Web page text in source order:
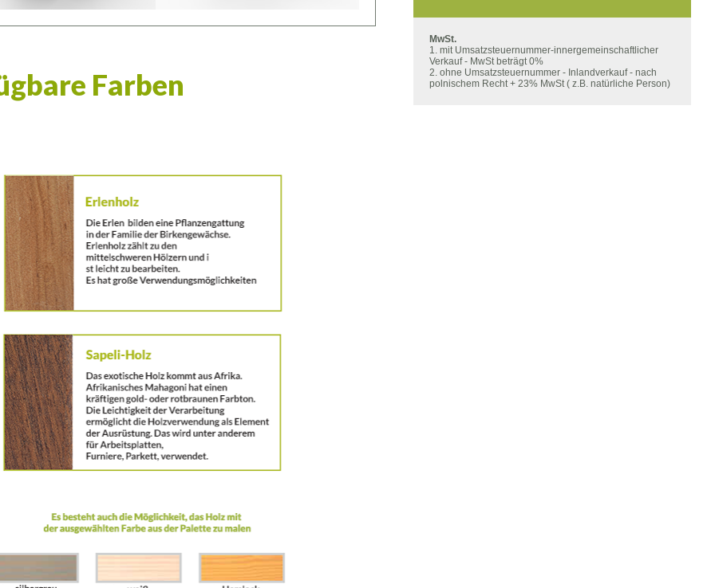
Farben
bis
MwSt.
1. mit Umsatzsteuernummer-innergemeinschaftlicher
Verkauf - MwSt beträgt 0%
2. ohne Umsatzsteuernummer - Inlandverkauf - nach
polnischem Recht + 23% MwSt ( z.B. natürliche Person)